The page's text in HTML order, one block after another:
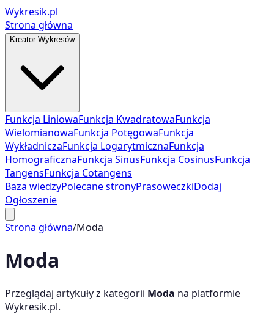
Wykresik.pl
Strona główna
Kreator Wykresów
Funkcja LiniowaFunkcja KwadratowaFunkcja
WielomianowaFunkcja PotęgowaFunkcja
WykładniczaFunkcja LogarytmicznaFunkcja
HomograficznaFunkcja SinusFunkcja CosinusFunkcja
TangensFunkcja Cotangens
Baza wiedzyPolecane stronyPrasoweczkiDodaj
Ogłoszenie
Strona główna/Moda
Moda
Przeglądaj artykuły z kategorii Moda na platformie
Wykresik.pl.